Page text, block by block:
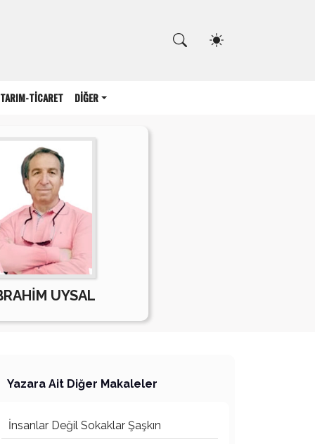
TARIM-TİCARET DİĞER
UYSAL
Yazara Ait Diğer Makaleler
İnsanlar Değil Sokaklar Şaşkın